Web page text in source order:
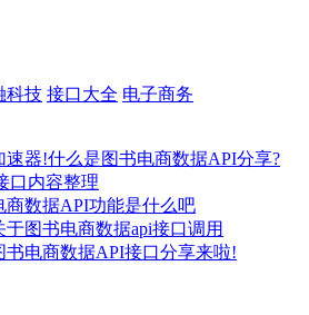
科技 接口大全 电子商务
速器!什么是图书电商数据API分享?
口内容整理
商数据API功能是什么吧
图书电商数据api接口调用
书电商数据API接口分享来啦!